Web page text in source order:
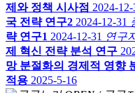
제와 정책 시사점 2024-12-
국 전략 연구2 2024-12-31
략 연구1 2024-12-31 연구
제 혁신 전략 분석 연구
망 분절화의 경제적 영향
적용 2025-5-16